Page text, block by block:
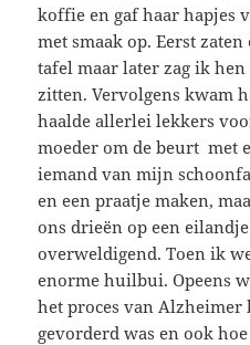
koffie en gaf haar hapjes
met smaak op. Eerst
tafel maar later zag ik
zitten. Vervolgens kwam
haalde allerlei lekkers
moeder om de beurt met
iemand van mijn
en een praatje maken,
ons drieën op een
overweldigend. Toen ik
enorme huilbui. Opeens
het proces van
gevorderd was en ook